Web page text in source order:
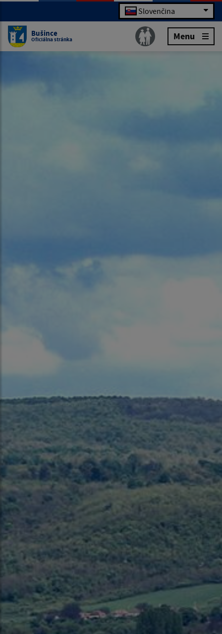
Slovenčina
Bušince
Oficiálna stránka Menu